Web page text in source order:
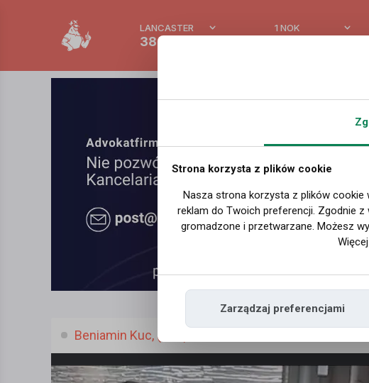
LANCASTER
38.3 °C
1 NOK
Beniamin Kuc, (31 l.)
Strona korzysta z plików cookie
Nasza strona korzysta z plików cookie
reklam do Twoich preferencji. Zgodnie
gromadzone i przetwarzane. Możesz
Zarządzaj preferencjami